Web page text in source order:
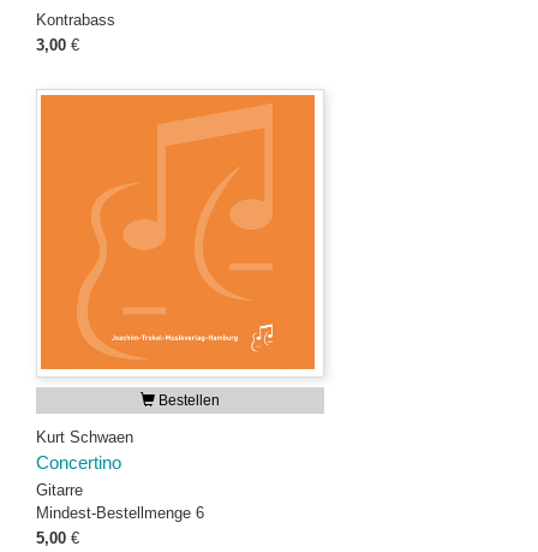
Kontrabass
3,00 €
Bestellen
Kurt Schwaen
Concertino
Gitarre
Mindest-Bestellmenge 6
5,00 €